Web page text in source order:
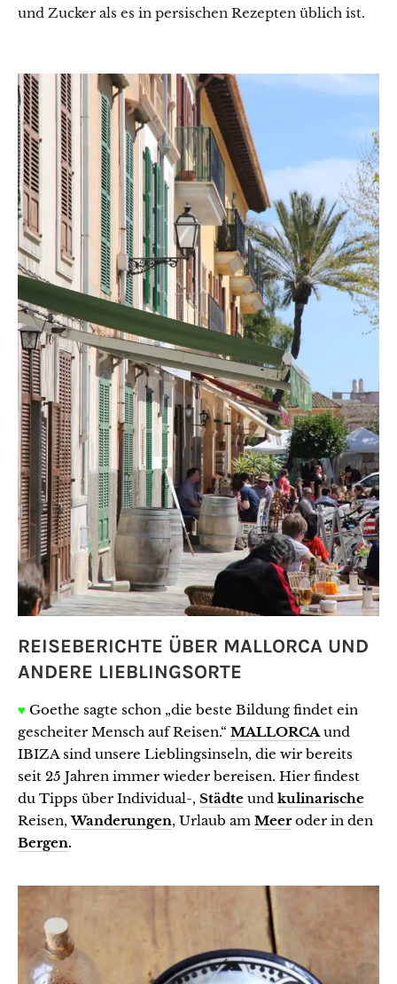
und Zucker als es in persischen Rezepten üblich ist.
REISEBERICHTE ÜBER MALLORCA UND
ANDERE LIEBLINGSORTE
♥ Goethe sagte schon „die beste Bildung findet ein
gescheiter Mensch auf Reisen.“ MALLORCAund
IBIZA sind unsere Lieblingsinseln, die wir bereits
seit 25 Jahren immer wieder bereisen. Hier findest
du Tipps über Individual-, Städte und kulinarische
Reisen,Wanderungen, Urlaub am Meeroder in den
Bergen.